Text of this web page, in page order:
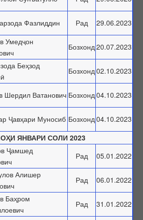
дараҷаҳои илмӣ
унвонҳои илмӣ
диссертатсияҳо
Фазлиддин Рад
29.06.2023
Умедҷон
Бозхонд 20.07.2023
Беҳзод
Бозхонд 02.10.2023
Шердил Ватанович Бозхонд 04.10.2023
Ҷавҳари Муносиб Бозхонд 04.10.2023
ЯНВАРИ СОЛИ 2023
Ҷамшед
Рад
05.01.2022
Алишер
Рад
06.01.2022
Баҳром
Рад
31.01.2022